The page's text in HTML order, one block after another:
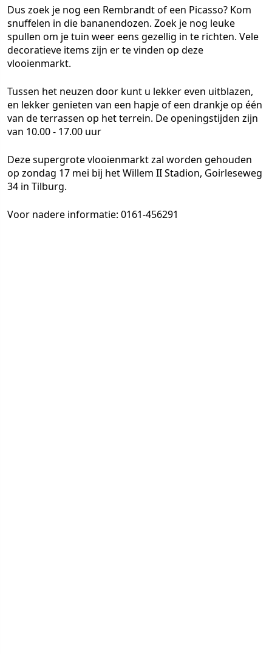
Dus zoek je nog een Rembrandt of een Picasso? Kom
snuffelen in die bananendozen. Zoek je nog leuke
spullen om je tuin weer eens gezellig in te richten. Vele
decoratieve items zijn er te vinden op deze
vlooienmarkt.
Tussen het neuzen door kunt u lekker even uitblazen,
en lekker genieten van een hapje of een drankje op één
van de terrassen op het terrein. De openingstijden zijn
van 10.00 - 17.00 uur
Deze supergrote vlooienmarkt zal worden gehouden
op zondag 17 mei bij het Willem II Stadion, Goirleseweg
34 in Tilburg.
Voor nadere informatie: 0161-456291